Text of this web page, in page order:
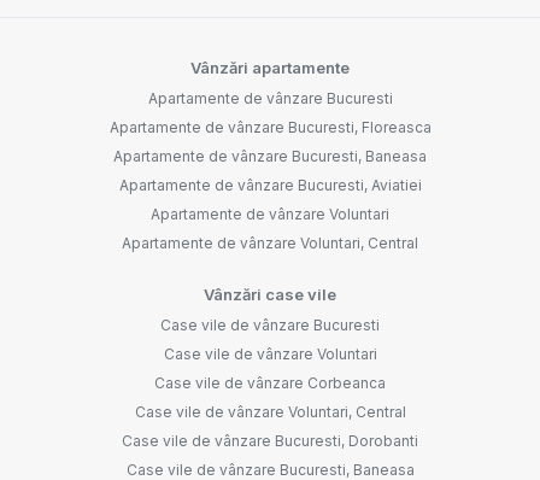
Vânzări apartamente
Apartamente de vânzare Bucuresti
Apartamente de vânzare Bucuresti, Floreasca
Apartamente de vânzare Bucuresti, Baneasa
Apartamente de vânzare Bucuresti, Aviatiei
Apartamente de vânzare Voluntari
Apartamente de vânzare Voluntari, Central
Vânzări case vile
Case vile de vânzare Bucuresti
Case vile de vânzare Voluntari
Case vile de vânzare Corbeanca
Case vile de vânzare Voluntari, Central
Case vile de vânzare Bucuresti, Dorobanti
Case vile de vânzare Bucuresti, Baneasa